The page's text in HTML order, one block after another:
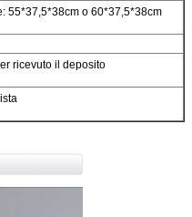
55*37,5*38cm o 60*37,5*38cm
ricevuto il deposito